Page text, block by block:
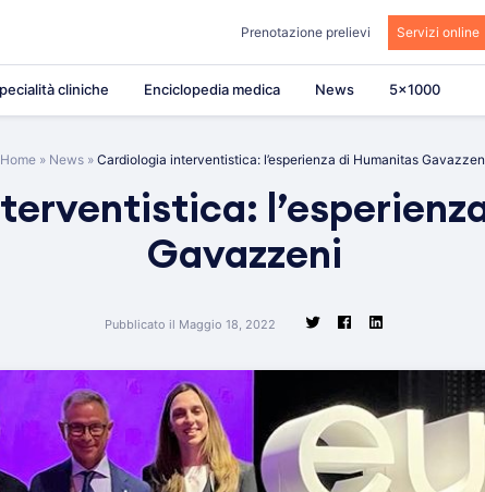
Prenotazione prelievi Servizi online
cliniche Enciclopedia medica News 5×1000
Home » News » Cardiologia interventistica: l’esperienza di Humanitas
Gavazzeni
Pubblicato il Maggio 18, 2022